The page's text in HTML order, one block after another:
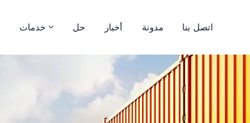
خدمات حل أخبار مدونة اتصل بنا